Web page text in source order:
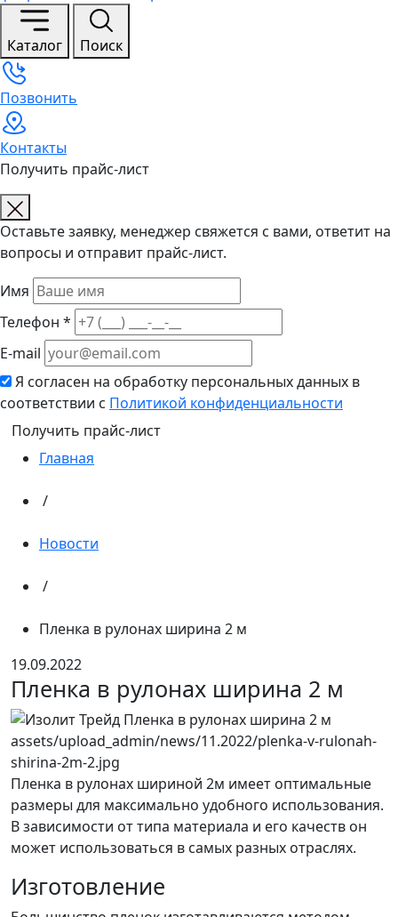
Каталог Поиск
Позвонить
Контакты
Получить прайс-лист
Оставьте заявку, менеджер свяжется с вами, ответит на
вопросы и отправит прайс-лист.
Имя
Телефон *
E-mail
Я согласен на обработку персональных данных в
соответствии с Политикой конфиденциальности
Получить прайс-лист
Главная
/
Новости
/
Пленка в рулонах ширина 2 м
19.09.2022
Пленка в рулонах ширина 2 м
Пленка в рулонах шириной 2м имеет оптимальные
размеры для максимально удобного использования.
В зависимости от типа материала и его качеств он
может использоваться в самых разных отраслях.
Изготовление